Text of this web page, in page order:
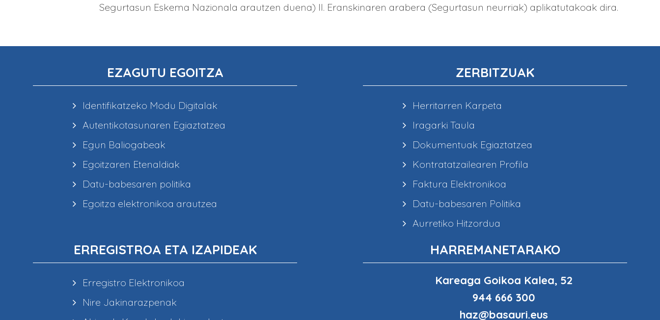
Segurtasun Eskema Nazionala arautzen duena) II. Eranskinaren arabera (Segurtasun neurriak) aplikatutakoak dira.
EZAGUTU EGOITZA
Identifikatzeko Modu Digitalak
Autentikotasunaren Egiaztatzea
Egun Baliogabeak
Egoitzaren Etenaldiak
Datu-babesaren politika
Egoitza elektronikoa arautzea
ZERBITZUAK
Herritarren Karpeta
Iragarki Taula
Dokumentuak Egiaztatzea
Kontratatzailearen Profila
Faktura Elektronikoa
Datu-babesaren Politika
Aurretiko Hitzordua
ERREGISTROA ETA IZAPIDEAK
Erregistro Elektronikoa
Nire Jakinarazpenak
HARREMANETARAKO
Kareaga Goikoa Kalea, 52
944 666 300
haz@basauri.eus